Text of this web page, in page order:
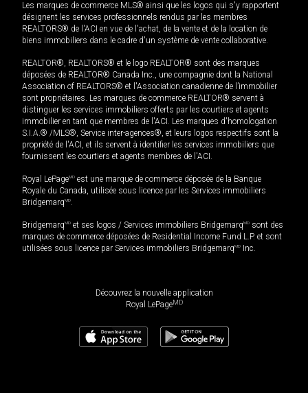
Les marques de commerce MLS® ainsi que les logos qui s'y rapportent
désignent les services professionnels rendus par les membres
REALTORS® de l'ACI en vue de l'achat, de la vente et de la location de
biens immobiliers dans le cadre d'un système de vente collaborative.
REALTOR®, REALTORS® et le logo REALTOR® sont des marques
déposées de REALTOR® Canada Inc., une compagnie dont la National
Association of REALTORS® et l'Association canadienne de l’immobilier
sont propriétaires. Les marques de commerce REALTOR® servent à
distinguer les services immobiliers offerts par les courtiers et agents
immobilier en tant que membres de l'ACI. Les marques d'homologation
S.I.A.® /MLS®, Service inter-agences®, et leurs logos respectifs sont la
propriété de l'ACI, et ils servent à identifier les services immobiliers que
fournissent les courtiers et agents membres de l'ACI.
Royal LePageMD est une marque de commerce déposée de la Banque
Royale du Canada, utilisée sous licence par les Services immobiliers
BridgemarqMD.
BridgemarqMD et ses logos / Services immobiliers BridgemarqMD sont des
marques de commerce déposées de Residential Income Fund L.P. et sont
utilisées sous licence par Services immobiliers BridgemarqMD Inc.
Découvrez la nouvelle application
Royal LePageMD